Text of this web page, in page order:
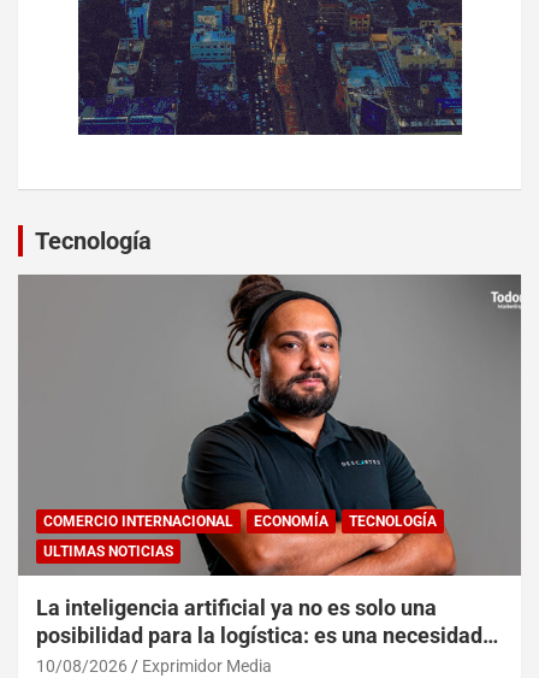
Tecnología
COMERCIO INTERNACIONAL ECONOMÍA
TECNOLOGÍA
ULTIMAS NOTICIAS
La inteligencia artificial ya no es solo una
posibilidad para la logística: es una necesidad
operativa
10/08/2026 Exprimidor Media